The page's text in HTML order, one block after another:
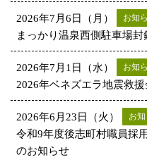
2026年7月6日（月） お知
まっかり温泉西側駐車場
2026年7月1日（水） お知
2026年ベネズエラ地震救
2026年6月23日（火） お
令和9年度後志町村職員採
のお知らせ